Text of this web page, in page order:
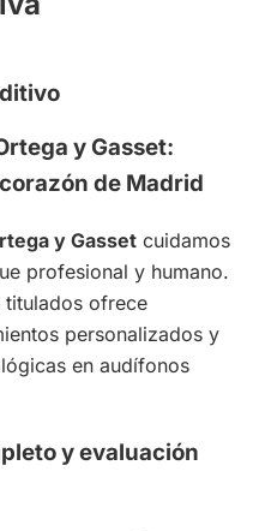
y Gasset:
de Madrid
y Gasset cuidamos
profesional y humano.
titulados ofrece
personalizados y
en audífonos
y evaluación